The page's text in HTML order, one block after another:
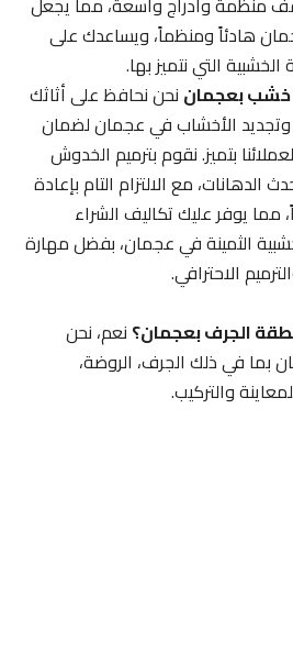
هادئاً ومنظماً، ويساعدك على
التي نتميز بها.
بعجماننحن نحافظ على أثاثك
الأخشاب في عجمان لضمان
بتميز. نقوم بترميم الخدوش
مع الالتزام التام بإعادة
يوفر عليك تكاليف الشراء
الثمينة في عجمان، بفضل مهارة
الاحترافي.
الجرف بعجمان؟نعم، نحن
في ذلك الجرف، الروضة،
والتركيب.